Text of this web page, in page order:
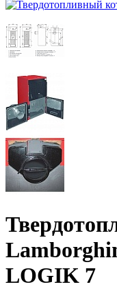
LOGIK 7